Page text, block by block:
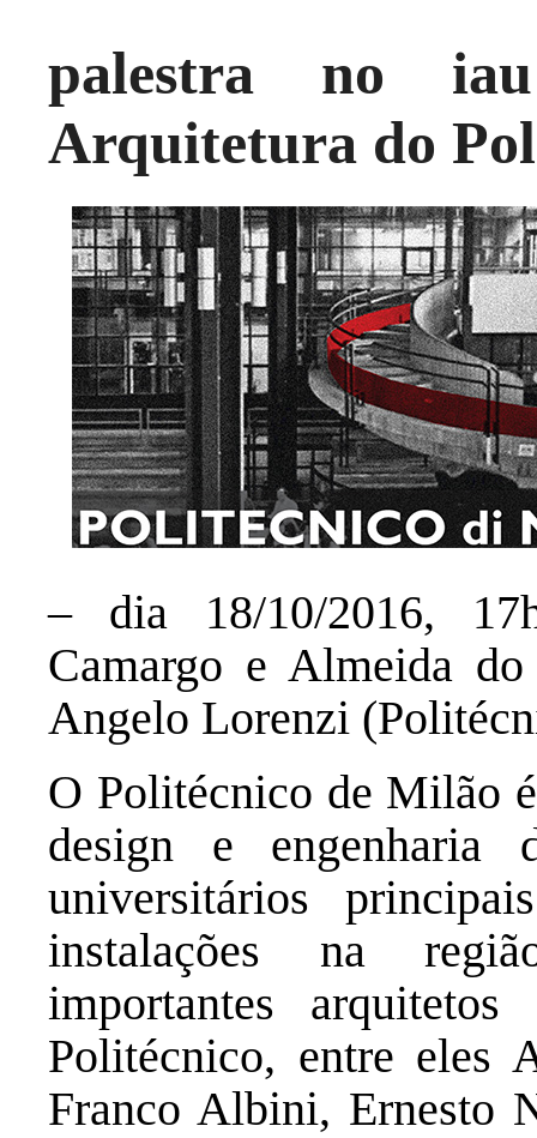
palestra no
Arquitetura do
– dia 18/10/2016,
Camargo e Almeida
Angelo Lorenzi
O Politécnico de Milão
design e
universitários
instalações na
importantes
Politécnico, entre eles
Franco Albini, Ernesto